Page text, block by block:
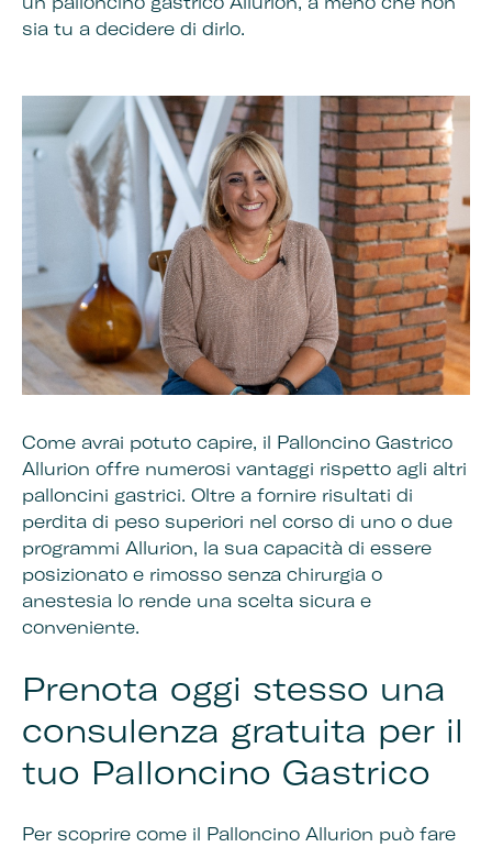
sia tu a decidere di dirlo.
Come avrai potuto capire, il Palloncino Gastrico
Allurion offre numerosi vantaggi rispetto agli altri
palloncini gastrici. Oltre a fornire risultati di
perdita di peso superiori nel corso di uno o due
programmi Allurion, la sua capacità di essere
posizionato e rimosso senza chirurgia o
anestesia lo rende una scelta sicura e
conveniente.
Prenota oggi stesso una
consulenza gratuita per il
tuo Palloncino Gastrico
Per scoprire come il Palloncino Allurion può fare